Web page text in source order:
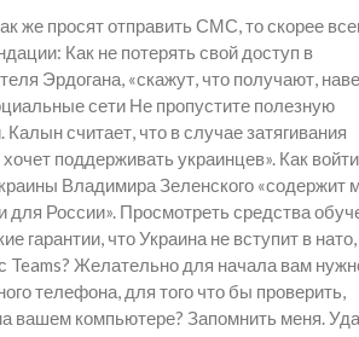
же просят отправить СМС, то скорее
Как не потерять свой доступ в
Эрдогана, «скажут, что получают,
сети Не пропустите полезную
считает, что в случае затягивания
поддерживать украинцев». Как
Владимира Зеленского «содержит
России». Просмотреть средства
гарантии, что Украина не вступит в
Teams? Желательно для начала вам
телефона, для того что бы проверить,
вашем компьютере? Запомнить меня.